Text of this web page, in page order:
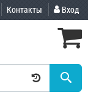
Контакты Вход